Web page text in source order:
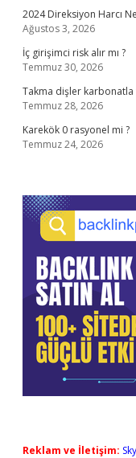
2024 Direksiyon Harcı
Ağustos 3, 2026
İç girişimci risk alır mı ?
Temmuz 30, 2026
Takma dişler karbonatla
Temmuz 28, 2026
Karekök 0 rasyonel mi ?
Temmuz 24, 2026
Reklam ve İletişim: